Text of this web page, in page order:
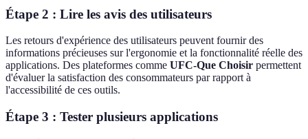
Étape 2 : Lire les avis des utilisateurs
Les retours d'expérience des utilisateurs peuvent fournir des
informations précieuses sur l'ergonomie et la fonctionnalité réelle des
applications. Des plateformes comme UFC-Que Choisir permettent
d'évaluer la satisfaction des consommateurs par rapport à
l'accessibilité de ces outils.
Étape 3 : Tester plusieurs applications